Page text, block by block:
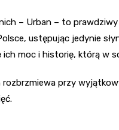
– Urban – to
ustępując jedynie
ich moc i historię, którą w
przy